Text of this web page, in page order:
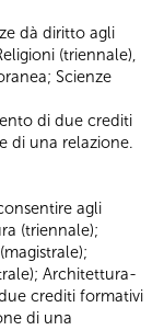
dà diritto agli
(triennale),
Scienze
di due crediti
di una relazione.
agli
(triennale);
Architettura-
crediti formativi
di una